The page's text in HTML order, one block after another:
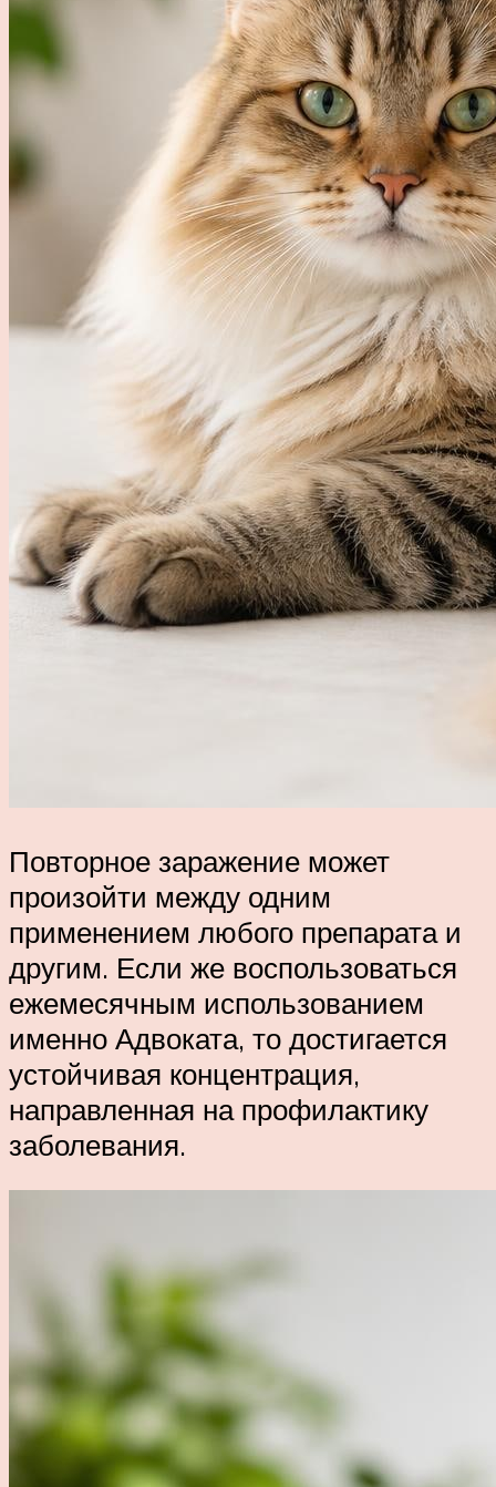
Повторное заражение может
произойти между одним
применением любого препарата и
другим. Если же воспользоваться
ежемесячным использованием
именно Адвоката, то достигается
устойчивая концентрация,
направленная на профилактику
заболевания.